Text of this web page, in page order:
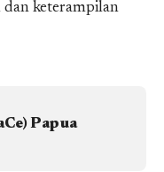
dan keterampilan
Papua